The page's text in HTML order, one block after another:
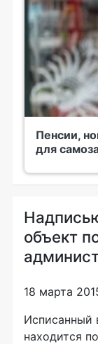
Пенсии,
для
объект
18 марта
Исписанный
находится